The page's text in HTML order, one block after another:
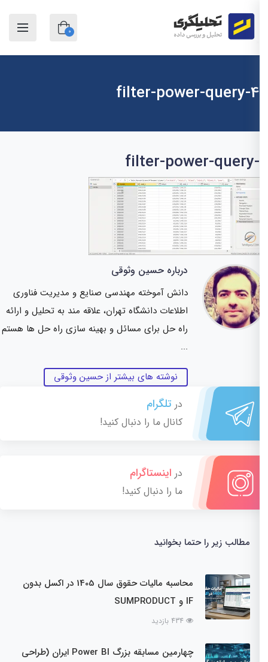
filter-power-query-4
filter-power-
درباره حسین وثوقی
دانش آموخته مهندسی صنایع و مدیریت فناوری
اطلاعات دانشگاه تهران، علاقه مند به تحلیل و ارائه
راه حل برای مسائل و بهینه سازی راه حل ها هستم
نوشته های بیشتر از حسین وثوقی
درتلگرام
کانال ما را دنبال کنید!
دراینستاگرام
ما را دنبال کنید!
مطالب زیر را حتما بخوانید
محاسبه مالیات حقوق سال 1405 در اکسل بدون
434 بازدید
چهارمین مسابقه بزرگ Power BI ایران (طراحی